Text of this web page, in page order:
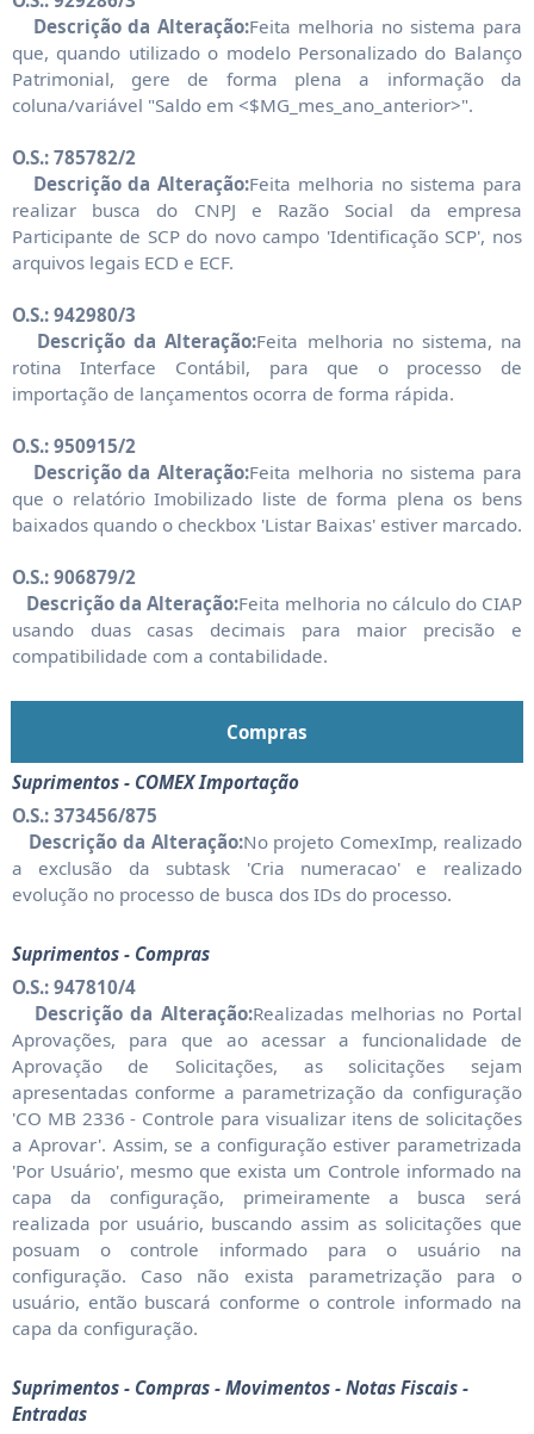
Descrição da Alteração:Feita melhoria no sistema para
que, quando utilizado o modelo Personalizado do Balanço
Patrimonial, gere de forma plena a informação da
coluna/variável "Saldo em <$MG_mes_ano_anterior>".
O.S.: 785782/2
Descrição da Alteração:Feita melhoria no sistema para
realizar busca do CNPJ e Razão Social da empresa
Participante de SCP do novo campo 'Identificação SCP', nos
arquivos legais ECD e ECF.
O.S.: 942980/3
Descrição da Alteração:Feita melhoria no sistema, na
rotina Interface Contábil, para que o processo de
importação de lançamentos ocorra de forma rápida.
O.S.: 950915/2
Descrição da Alteração:Feita melhoria no sistema para
que o relatório Imobilizado liste de forma plena os bens
baixados quando o checkbox 'Listar Baixas' estiver marcado.
O.S.: 906879/2
Descrição da Alteração:Feita melhoria no cálculo do CIAP
usando duas casas decimais para maior precisão e
compatibilidade com a contabilidade.
Compras
Suprimentos - COMEX Importação
O.S.: 373456/875
Descrição da Alteração:No projeto ComexImp, realizado
a exclusão da subtask 'Cria numeracao' e realizado
evolução no processo de busca dos IDs do processo.
Suprimentos - Compras
O.S.: 947810/4
Descrição da Alteração:Realizadas melhorias no Portal
Aprovações, para que ao acessar a funcionalidade de
Aprovação de Solicitações, as solicitações sejam
apresentadas conforme a parametrização da configuração
'CO MB 2336 - Controle para visualizar itens de solicitações
a Aprovar'. Assim, se a configuração estiver parametrizada
'Por Usuário', mesmo que exista um Controle informado na
capa da configuração, primeiramente a busca será
realizada por usuário, buscando assim as solicitações que
posuam o controle informado para o usuário na
configuração. Caso não exista parametrização para o
usuário, então buscará conforme o controle informado na
capa da configuração.
Suprimentos - Compras - Movimentos - Notas Fiscais -
Entradas